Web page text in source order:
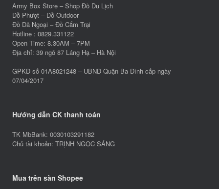
Army Box Store – Shop Đồ Du Lịch
Đồ Phượt – Đồ Outdoor
Đồ Dã Ngoại – Đồ Cắm Trại
Hotline : 0829.331122
Open Time: 8.30AM – 7PM
Địa chỉ: 39 ngõ 87 Láng Hạ – Hà Nội
GPKD số 01A8021248 – UBND Quận Ba Đình cấp ngày
07/04/2017
Hướng dẫn CK thanh toán
TK MbBank: 0030103291182
Chủ tài khoản: TRỊNH NGỌC SÁNG
Mua trên sàn Shopee